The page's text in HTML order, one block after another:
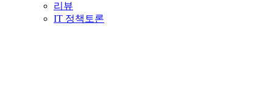
리뷰
IT 정책토론